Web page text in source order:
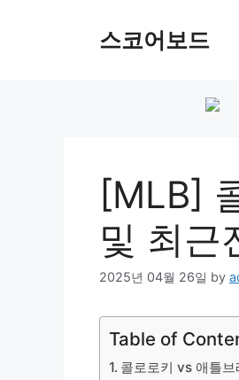
스코어보드
[MLB]
및 최근
2025년 04월 26일 by
Table of
콜로로키 vs 애틀